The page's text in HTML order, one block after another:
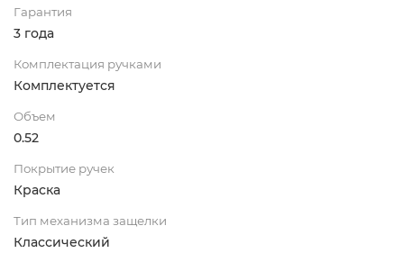
Гарантия
3 года
Комплектация ручками
Комплектуется
Объем
0.52
Покрытие ручек
Краска
Тип механизма защелки
Классический